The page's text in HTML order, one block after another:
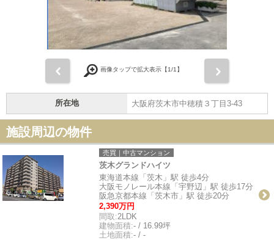
画像タップで拡大表示【1/1】
所在地 大阪府茨木市中穂積３丁目3-43
施設周辺の物件
売買｜中古マンション
茨木グランドハイツ
東海道本線「茨木」駅 徒歩4分
大阪モノレール本線「宇野辺」駅 徒歩17分
阪急京都本線「茨木市」駅 徒歩20分
2,390万円
間取:2LDK
建物面積:- / 16.99坪
土地面積:- / -